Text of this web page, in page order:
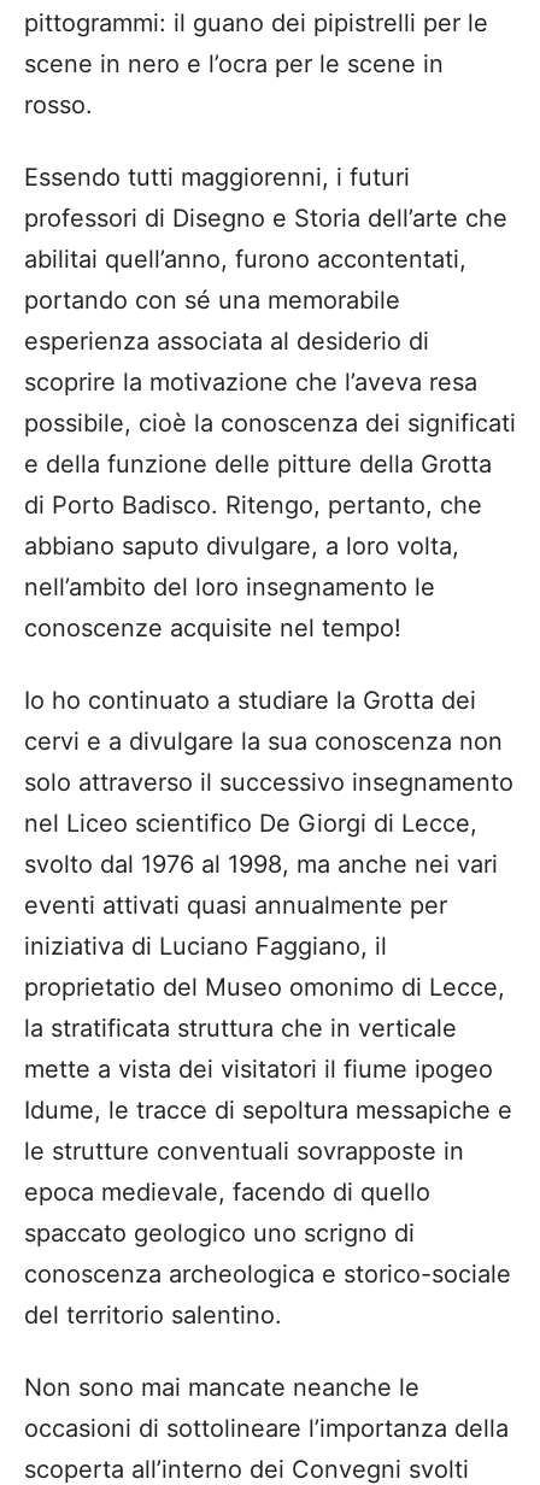
pittogrammi: il guano dei pipistrelli per le
scene in nero e l’ocra per le scene in
rosso.
Essendo tutti maggiorenni, i futuri
professori di Disegno e Storia dell’arte che
abilitai quell’anno, furono accontentati,
portando con sé una memorabile
esperienza associata al desiderio di
scoprire la motivazione che l’aveva resa
possibile, cioè la conoscenza dei significati
e della funzione delle pitture della Grotta
di Porto Badisco. Ritengo, pertanto, che
abbiano saputo divulgare, a loro volta,
nell’ambito del loro insegnamento le
conoscenze acquisite nel tempo!
Io ho continuato a studiare la Grotta dei
cervi e a divulgare la sua conoscenza non
solo attraverso il successivo insegnamento
nel Liceo scientifico De Giorgi di Lecce,
svolto dal 1976 al 1998, ma anche nei vari
eventi attivati quasi annualmente per
iniziativa di Luciano Faggiano, il
proprietatio del Museo omonimo di Lecce,
la stratificata struttura che in verticale
mette a vista dei visitatori il fiume ipogeo
Idume, le tracce di sepoltura messapiche e
le strutture conventuali sovrapposte in
epoca medievale, facendo di quello
spaccato geologico uno scrigno di
conoscenza archeologica e storico-sociale
del territorio salentino.
Non sono mai mancate neanche le
occasioni di sottolineare l’importanza della
scoperta all’interno dei Convegni svolti